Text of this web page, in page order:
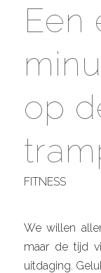
Een
op
FITNESS
We willen
maar de tijd
uitdaging.